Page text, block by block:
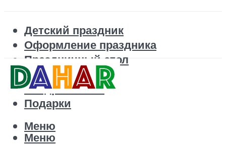
Детский праздник
Оформление праздника
Праздничный стол
Корпоратив
Поздравления
Подарки
Меню
Меню